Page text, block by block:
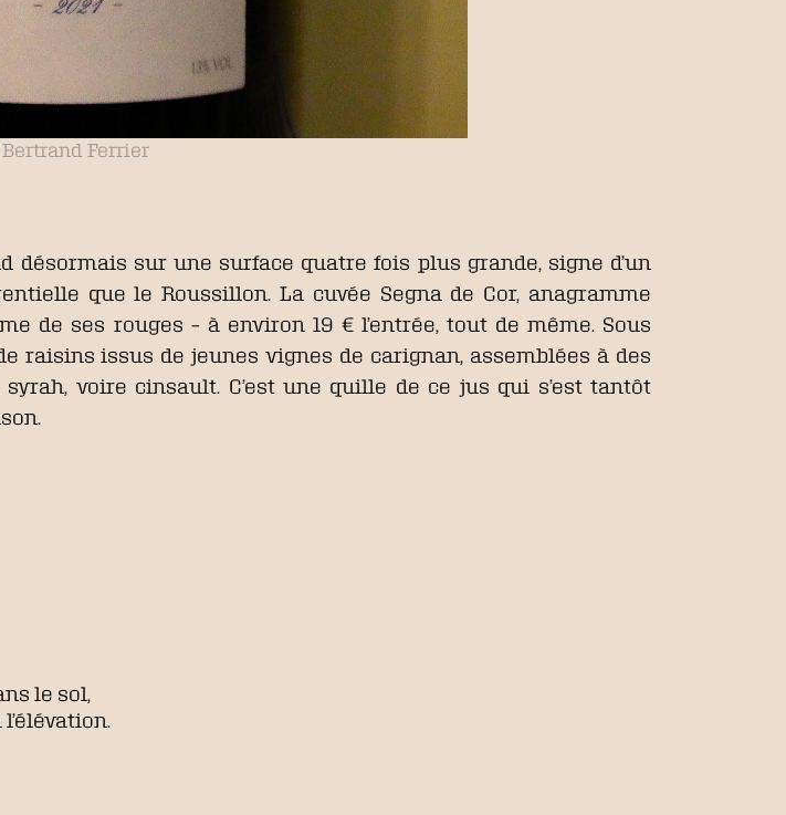
Bertrand Ferrier
désormais sur une surface quatre fois plus grande, signe d’un
que le Roussillon. La cuvée Segna de Cor, anagramme
de ses rouges – à environ 19 € l’entrée, tout de même. Sous
raisins issus de jeunes vignes de carignan, assemblées à des
voire cinsault. C’est une quille de ce jus qui s’est tantôt
le sol,